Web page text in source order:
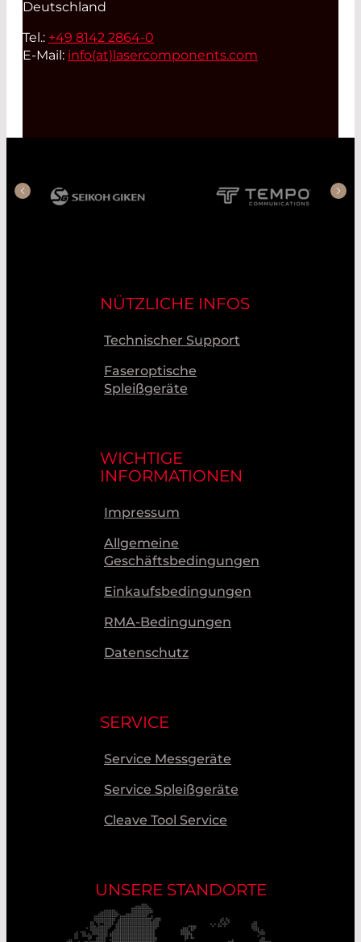
Deutschland
Tel.: +49 8142 2864-0
E-Mail: info(at)lasercomponents.com
NÜTZLICHE INFOS
Technischer Support
Faseroptische
Spleißgeräte
WICHTIGE
INFORMATIONEN
Impressum
Allgemeine
Geschäftsbedingungen
Einkaufsbedingungen
RMA-Bedingungen
Datenschutz
SERVICE
Service Messgeräte
Service Spleißgeräte
Cleave Tool Service
UNSERE STANDORTE